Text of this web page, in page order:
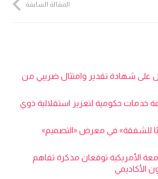
المقالة السابقة
على شهادة تقدير وامتثال ضريبي من
خدمات حكومية لتعزيز استقلالية ذوي
للشفقة» في معرض «التصميم»
الأمريكية توقعان مذكرة تفاهم
الأكاديمي